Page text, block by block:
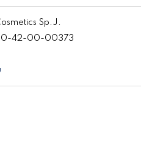
Sp.J.
42-00-00373